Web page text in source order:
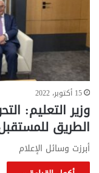
15 أكتوبر، 2022
وزير التعليم:
الطريق
أبرزت وسائل الإعلام